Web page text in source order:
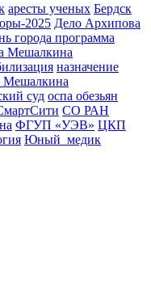
аресты ученых Бердск
2025 Дело Архипова
города программа
Мешалкина
назначение
суд оспа обезьян
СО РАН
ФГУП «УЭВ» ЦКП
Юный_медик